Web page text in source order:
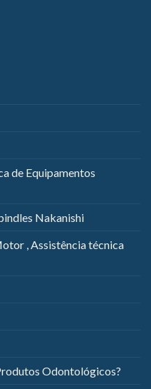
de Equipamentos
Nakanishi
, Assistência técnica
Odontológicos?